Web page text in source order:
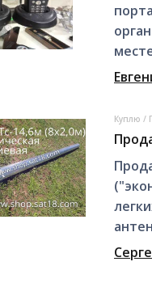
Куплю /